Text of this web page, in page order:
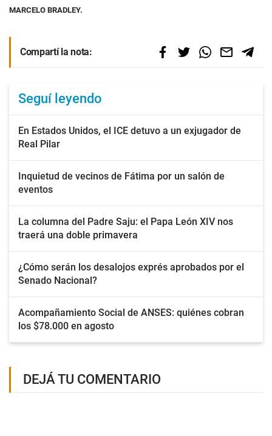
MARCELO BRADLEY.
Compartí la nota:
Seguí leyendo
En Estados Unidos, el ICE detuvo a un exjugador de
Real Pilar
Inquietud de vecinos de Fátima por un salón de
eventos
La columna del Padre Saju: el Papa León XIV nos
traerá una doble primavera
¿Cómo serán los desalojos exprés aprobados por el
Senado Nacional?
Acompañamiento Social de ANSES: quiénes cobran
los $78.000 en agosto
DEJÁ TU COMENTARIO